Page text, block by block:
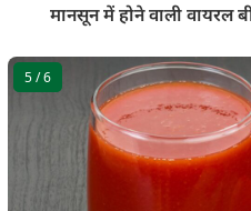
मानसून में होने वाली वायरल
5/ 6